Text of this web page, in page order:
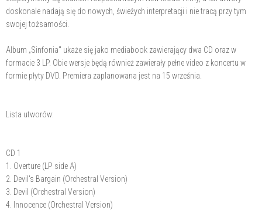
doskonale nadają się do nowych, świeżych interpretacji i nie tracą przy tym
swojej tożsamości.
Album „Sinfonia" ukaże się jako mediabook zawierający dwa CD oraz w
formacie 3 LP. Obie wersje będą również zawierały pełne video z koncertu w
formie płyty DVD. Premiera zaplanowana jest na 15 września.
Lista utworów:
CD 1
1. Overture (LP side A)
2. Devil's Bargain (Orchestral Version)
3. Devil (Orchestral Version)
4. Innocence (Orchestral Version)